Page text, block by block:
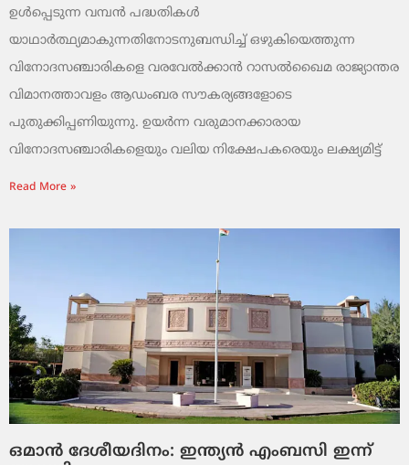
ഉൾപ്പെടുന്ന വമ്പൻ പദ്ധതികൾ
യാഥാർത്ഥ്യമാകുന്നതിനോടനുബന്ധിച്ച് ഒഴുകിയെത്തുന്ന
വിനോദസഞ്ചാരികളെ വരവേൽക്കാൻ റാസൽഖൈമ രാജ്യാന്തര
വിമാനത്താവളം ആഡംബര സൗകര്യങ്ങളോടെ
പുതുക്കിപ്പണിയുന്നു. ഉയർന്ന വരുമാനക്കാരായ
വിനോദസഞ്ചാരികളെയും വലിയ നിക്ഷേപകരെയും ലക്ഷ്യമിട്ട്
Read More »
ഒമാൻ ദേശീയദിനം: ഇന്ത്യൻ എംബസി ഇന്ന്